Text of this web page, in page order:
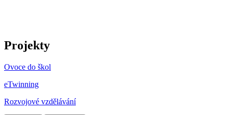
Projekty
Ovoce do škol
eTwinning
Rozvojové vzdělávání